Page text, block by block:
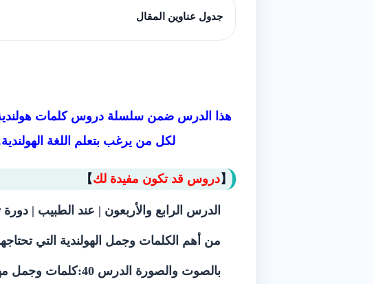
جدول عناوين المقال
لكل من يرغب بتعلم اللغة
【دروس قد تكون مفيدة لك】
الدرس الرابع والأربعون | ‫‫‫‫عند الطبيب‬ ‬| دورة تعليم اللغة الهولندية 2019
من أهم الكلمات وجمل الهولندية التي
بالصوت والصورة الدرس 40:كلمات وجمل مهمة عند زيارة الطبيب